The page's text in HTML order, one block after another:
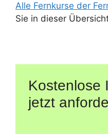
Alle Fernkurse der
Sie in dieser
Kostenlose
jetzt